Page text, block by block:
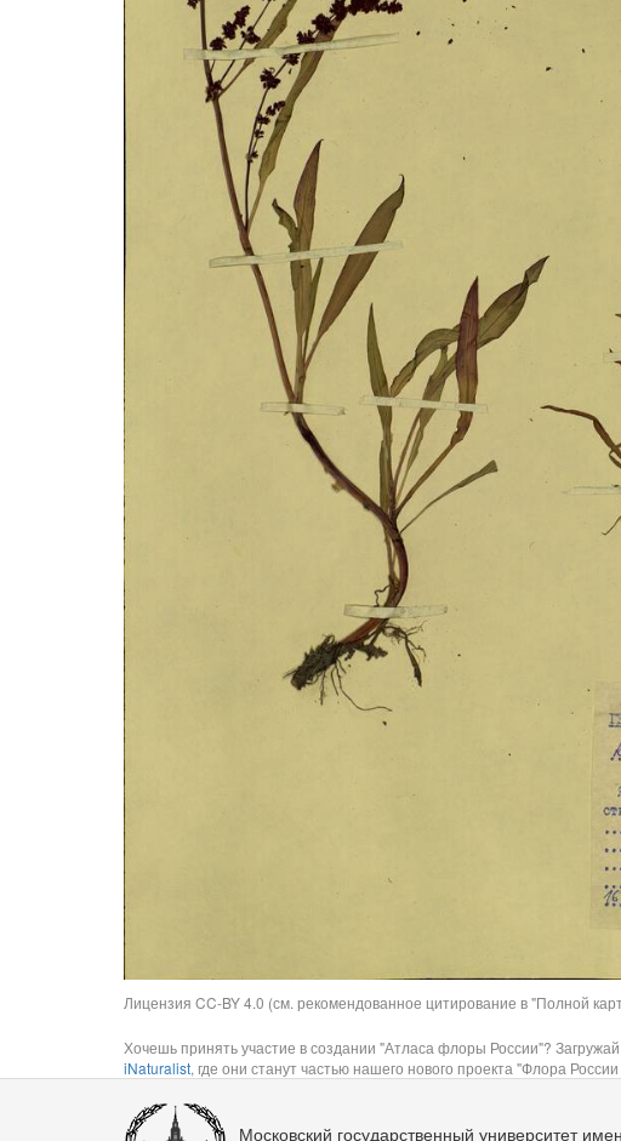
Лицензия CC-BY 4.0 (см. рекомендованное цитирование в "Полной
Хочешь принять участие в создании "Атласа флоры России"?
iNaturalist, где они станут частью нашего нового проекта "Флора
Московский государственный университет